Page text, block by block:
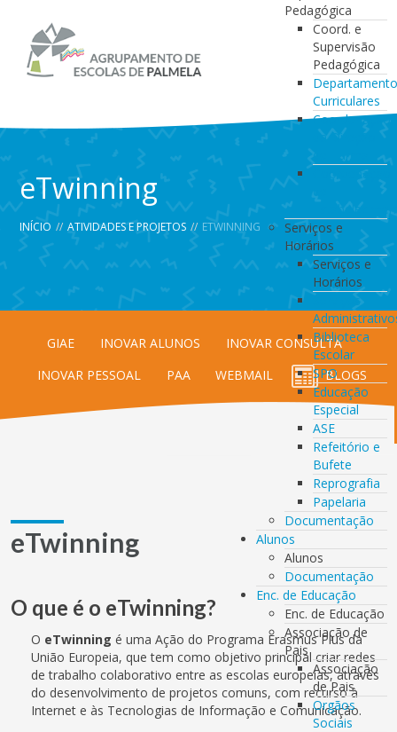
Pedagógica
Coord. e
Supervisão
Pedagógica
Curriculares
Coordenação
da Direção
de Turma
Coordenação
de
Serviços e
Horários
Serviços e
Horários
Serviços
Biblioteca
Escolar
SPO
Educação
Especial
ASE
Refeitório e
Bufete
Reprografia
Papelaria
Documentação
Alunos
Alunos
Documentação
Enc. de Educação
Enc. de Educação
Associação de
Pais
Associação
de Pais
Orgãos
Sociais
eTwinning
INÍCIO // ATIVIDADES E PROJETOS // ETWINNING
GIAE INOVAR ALUNOS
INOVAR CONSULTA
INOVAR PESSOAL
PAA WEBMAIL BLOGS
eTwinning
O que é o eTwinning?
O eTwinning é uma Ação do Programa Erasmus Plus da
União Europeia, que tem como objetivo principal criar redes
de trabalho colaborativo entre as escolas europeias, através
do desenvolvimento de projetos comuns, com recurso à
Internet e às Tecnologias de Informação e Comunicação.